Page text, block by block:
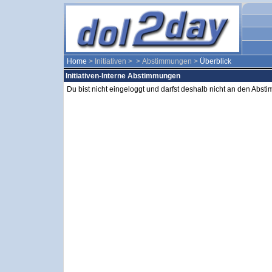
Home > Initiativen > > Abstimmungen > Überblick
Initiativen-Interne Abstimmungen
Du bist nicht eingeloggt und darfst deshalb nicht an den